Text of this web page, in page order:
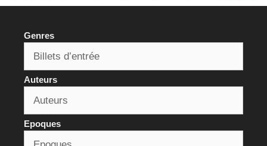
Genres
Auteurs
Epoques